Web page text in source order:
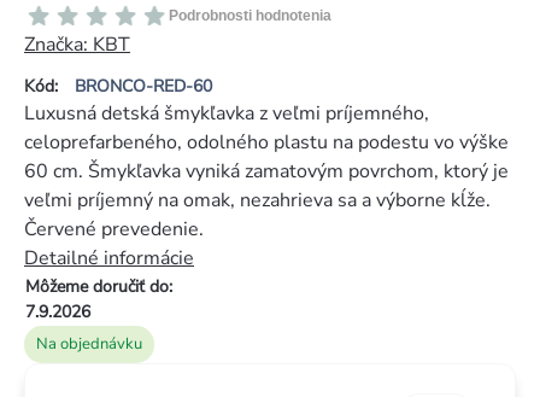
Kód: BRONCO-RED-60
Priemerné
hodnotenie
produktu
je
0,0
z
hviezdičiek.
Podrobnosti hodnotenia
Značka: KBT
Na objednávku
Môžeme doručiť do:
7.9.2026
Luxusná detská šmykľavka z veľmi príjemného,
celoprefarbeného, odolného plastu na podestu vo výške
60 cm. Šmykľavka vyniká zamatovým povrchom, ktorý je
veľmi príjemný na omak, nezahrieva sa a výborne kĺže.
Červené prevedenie.
Detailné informácie